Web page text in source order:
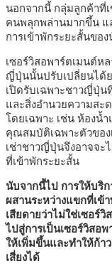
นอกจากนี้ กลุ่มลูกค้าที่
คนพลุกพล่านมากขึ้น แ
การเข้าพักระยะสั้นขอ
เซอร์วิสอพาร์ตเมนต์ห
ญี่ปุ่นนั้นปรับเปลี่ยนได้ย
เปิดรับเฉพาะชาวญี่ปุ่น
และสิ่งอำนวยความส
โดยเฉพาะ เช่น ห้องน้
คุณสมบัติเฉพาะตัวของ
เช่าชาวญี่ปุ่นจึงอาจจะ
ที่เข้าพักระยะสั้น
นับจากนี้ไป การให้บริ
ผสานระหว่างแขกที่เข้
เสียดายว่าไม่ใช่เซอร์
ไปสู่การเป็นเซอร์วิสอ
ให้เพิ่มขึ้นและทำให้ก้า
เสี่ยงได้